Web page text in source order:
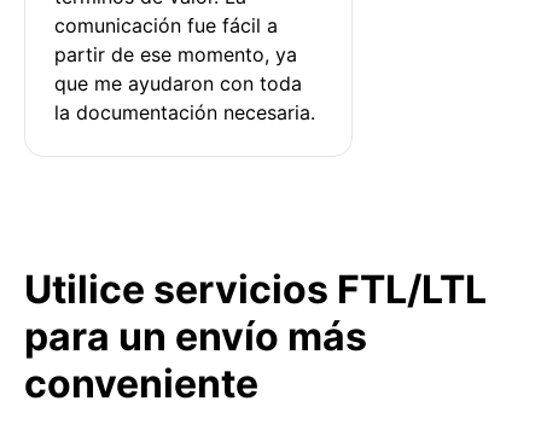
comunicación fue fácil a
partir de ese momento, ya
que me ayudaron con toda
la documentación necesaria.
Utilice servicios FTL/LTL
para un envío más
conveniente